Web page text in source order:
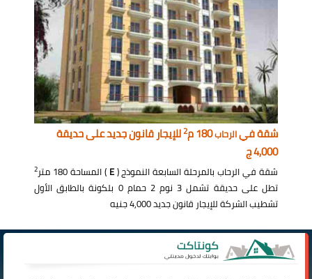
شقة فيالرحاب180 م 2للإيجار قانون جديد على حديقة
4,000 ج
شقة في الرحاب بالمرحلة السابعة النموذج (E ) المساحة 180 متر 2
تطل على حديقة تشمل 3 نوم 2 حمام 0 بلكونة بالطابق الأول
تشطيب الشركة للإيجار قانون جديد 4,000 جنيه